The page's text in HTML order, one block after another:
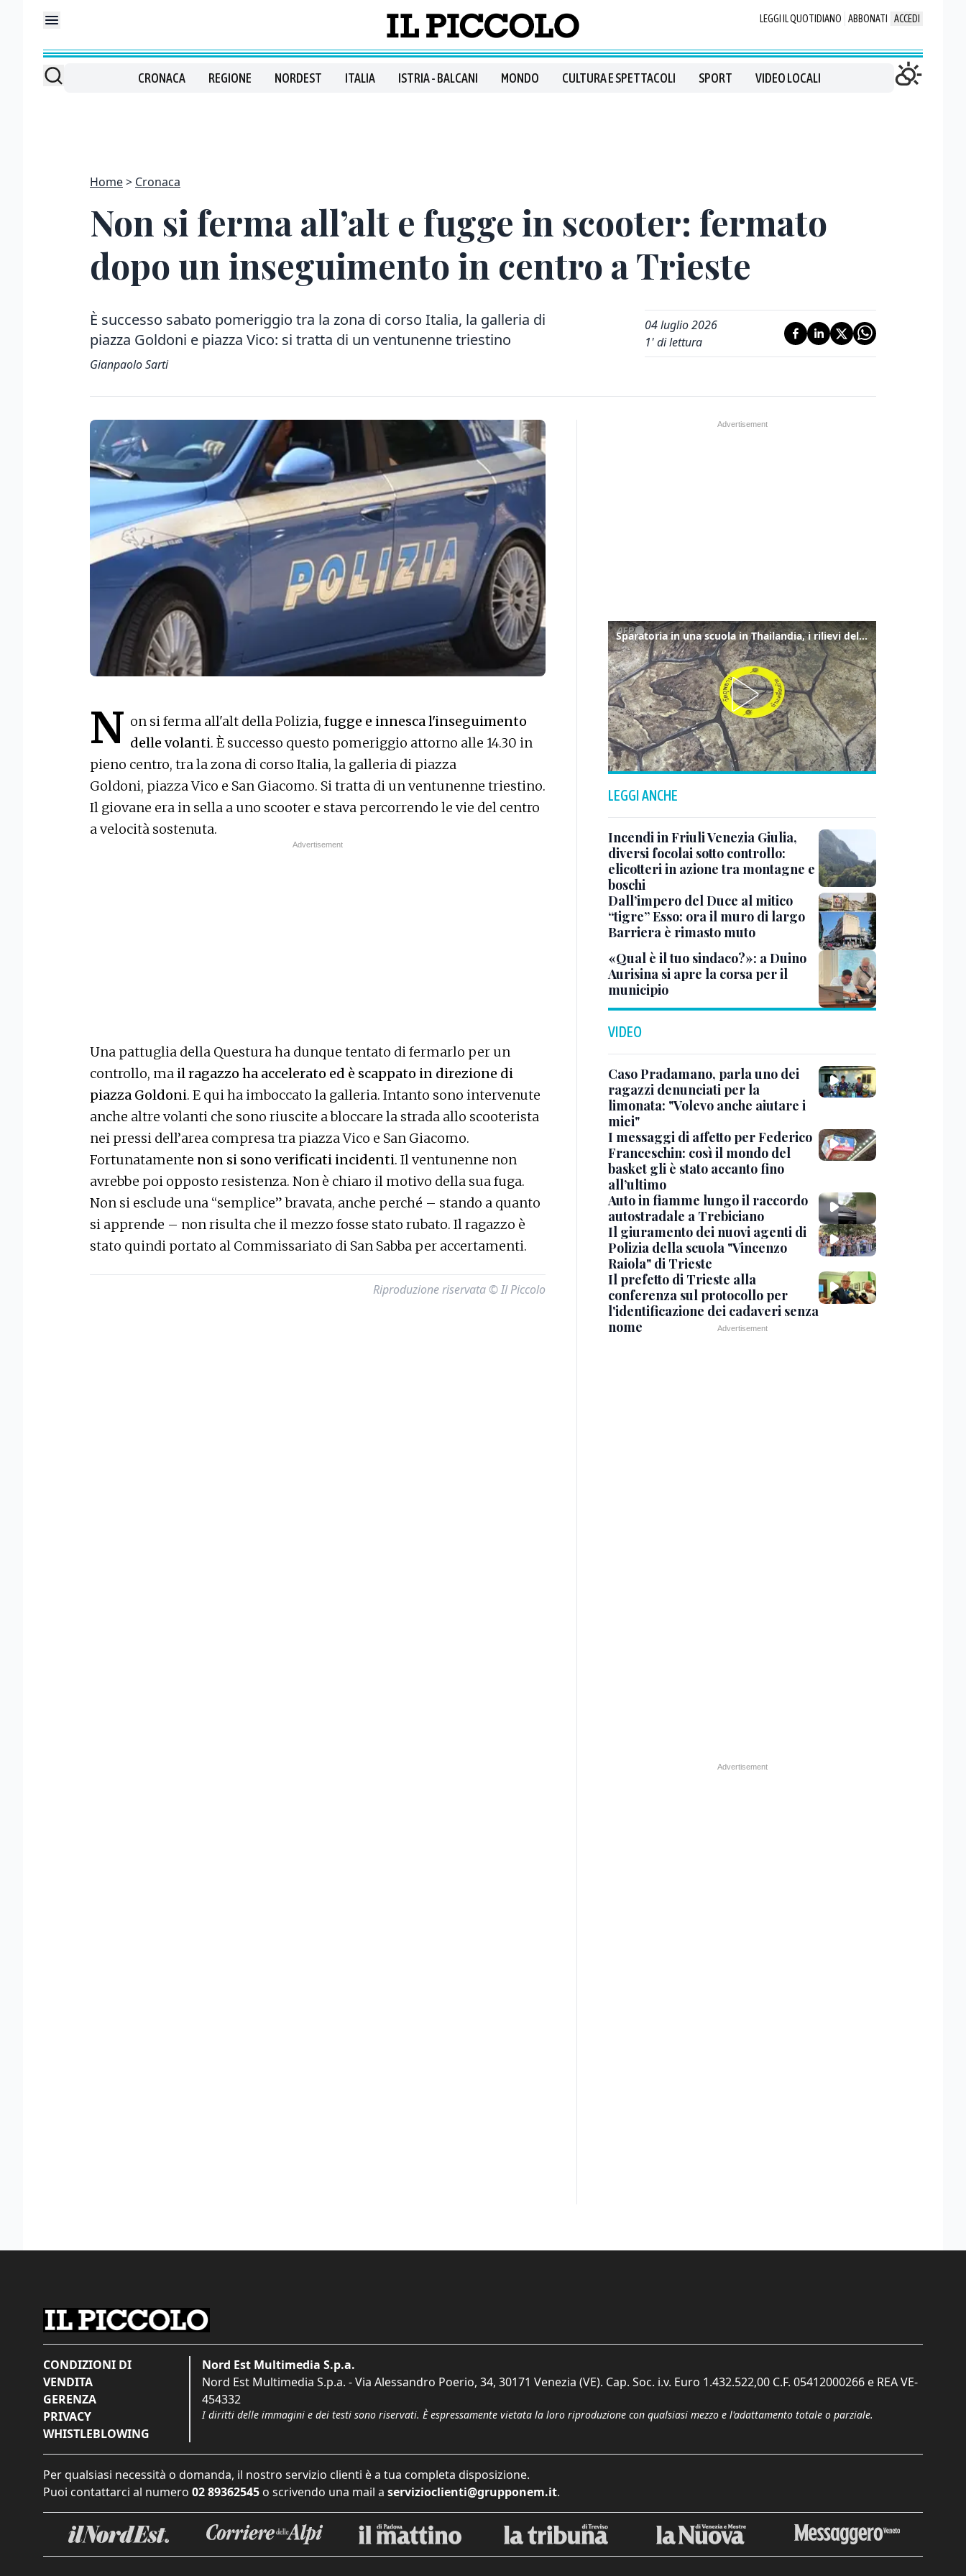
LEGGI IL QUOTIDIANO ABBONATI ACCEDI
CRONACA REGIONE NORDEST ITALIA ISTRIA - BALCANI MONDO CULTURA E SPETTACOLI SPORT VIDEO LOCALI
Home Cronaca
Non si ferma all’alt e fugge in scooter: fermato
dopo un inseguimento in centro a Trieste
È successo sabato pomeriggio tra la zona di corso Italia, la galleria di
piazza Goldoni e piazza Vico: si tratta di un ventunenne triestino
Gianpaolo Sarti
04 luglio 2026
1' di lettura
N on si ferma all'alt della Polizia, fugge e innesca l'inseguimento
delle volanti. È successo questo pomeriggio attorno alle 14.30 in
pieno centro, tra la zona di corso Italia, la galleria di piazza
Goldoni, piazza Vico e San Giacomo. Si tratta di un ventunenne triestino.
Il giovane era in sella a uno scooter e stava percorrendo le vie del centro
a velocità sostenuta.
Una pattuglia della Questura ha dunque tentato di fermarlo per un
controllo, ma il ragazzo ha accelerato ed è scappato in direzione di
piazza Goldoni. E qui ha imboccato la galleria. Intanto sono intervenute
anche altre volanti che sono riuscite a bloccare la strada allo scooterista
nei pressi dell’area compresa tra piazza Vico e San Giacomo.
Fortunatamente non si sono verificati incidenti. Il ventunenne non
avrebbe poi opposto resistenza. Non è chiaro il motivo della sua fuga.
Non si esclude una “semplice” bravata, anche perché – stando a quanto
si apprende – non risulta che il mezzo fosse stato rubato. Il ragazzo è
stato quindi portato al Commissariato di San Sabba per accertamenti.
Riproduzione riservata © Il Piccolo
Sparatoria in una scuola in Thailandia, i rilievi della polizia
LEGGI ANCHE
Incendi in Friuli Venezia Giulia,
diversi focolai sotto controllo:
elicotteri in azione tra montagne e
boschi
Dall’impero del Duce al mitico
“tigre” Esso: ora il muro di largo
Barriera è rimasto muto
«Qual è il tuo sindaco?»: a Duino
Aurisina si apre la corsa per il
municipio
VIDEO
Caso Pradamano, parla uno dei
ragazzi denunciati per la
limonata: "Volevo anche aiutare i
miei"
I messaggi di affetto per Federico
Franceschin: così il mondo del
basket gli è stato accanto fino
all’ultimo
Auto in fiamme lungo il raccordo
autostradale a Trebiciano
Il giuramento dei nuovi agenti di
Polizia della scuola "Vincenzo
Raiola" di Trieste
Il prefetto di Trieste alla
conferenza sul protocollo per
l'identificazione dei cadaveri senza
nome
CONDIZIONI DI
VENDITA
GERENZA
PRIVACY
WHISTLEBLOWING
Nord Est Multimedia S.p.a.
Nord Est Multimedia S.p.a. - Via Alessandro Poerio, 34, 30171 Venezia (VE). Cap. Soc. i.v. Euro 1.432.522,00 C.F. 05412000266 e REA VE-
454332
I diritti delle immagini e dei testi sono riservati. È espressamente vietata la loro riproduzione con qualsiasi mezzo e l'adattamento totale o parziale.
Per qualsiasi necessità o domanda, il nostro servizio clienti è a tua completa disposizione.
Puoi contattarci al numero 02 89362545 o scrivendo una mail a servizioclienti@grupponem.it.